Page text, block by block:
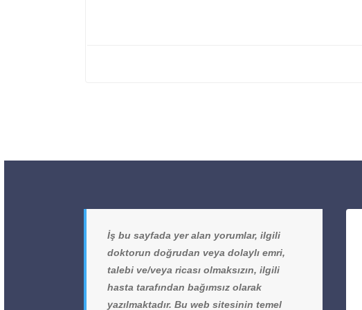
İş bu sayfada yer alan yorumlar, ilgili
doktorun doğrudan veya dolaylı emri,
talebi ve/veya ricası olmaksızın, ilgili
hasta tarafından bağımsız olarak
yazılmaktadır. Bu web sitesinin temel